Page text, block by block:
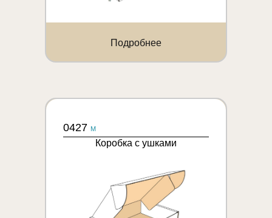
Подробнее
0427 M
Коробка с ушками